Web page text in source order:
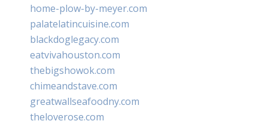
home-plow-by-meyer.com
palatelatincuisine.com
blackdoglegacy.com
eatvivahouston.com
thebigshowok.com
chimeandstave.com
greatwallseafoodny.com
theloverose.com